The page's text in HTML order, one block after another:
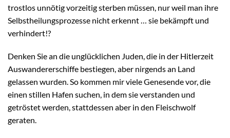
trostlos unnötig vorzeitig sterben müssen, nur weil man ihre
Selbstheilungsprozesse nicht erkennt … sie bekämpft und
verhindert!?
Denken Sie an die unglücklichen Juden, die in der Hitlerzeit
Auswandererschiffe bestiegen, aber nirgends an Land
gelassen wurden. So kommen mir viele Genesende vor, die
einen stillen Hafen suchen, in dem sie verstanden und
getröstet werden, stattdessen aber in den Fleischwolf
geraten.